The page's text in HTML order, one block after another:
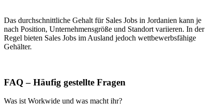
Das durchschnittliche Gehalt für Sales Jobs in Jordanien kann je
nach Position, Unternehmensgröße und Standort variieren. In der
Regel bieten Sales Jobs im Ausland jedoch wettbewerbsfähige
Gehälter.
FAQ – Häufig gestellte Fragen
Was ist Workwide und was macht ihr?